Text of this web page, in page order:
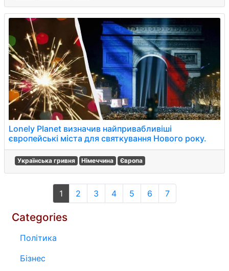
Lonely Planet визначив найпривабливіші
європейські міста для святкування Нового року.
Українська гривня Німеччина Європа
1 2 3 4 5 6 7
Categories
Політика
Бізнес